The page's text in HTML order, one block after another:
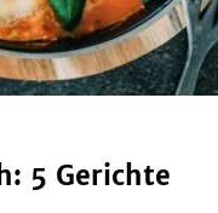
5 Gerichte